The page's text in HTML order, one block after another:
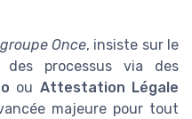
groupe Once, insiste sur le
processus via des
ou Attestation Légale
majeure pour tout